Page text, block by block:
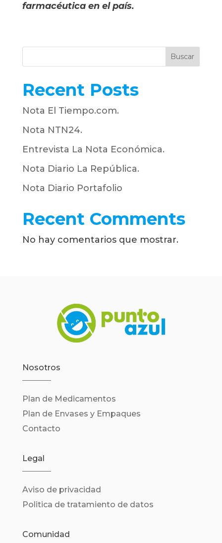
farmacéutica en el país.
Buscar
Recent Posts
Nota El Tiempo.com.
Nota NTN24.
Entrevista La Nota Económica.
Nota Diario La República.
Nota Diario Portafolio
Recent Comments
No hay comentarios que mostrar.
Nosotros
Plan de Medicamentos
Plan de Envases y Empaques
Contacto
Legal
Aviso de privacidad
Politica de tratamiento de datos
Comunidad